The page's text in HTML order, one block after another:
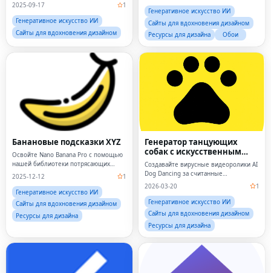
2025-09-17
1
Генеративное искусство ИИ
Сайты для вдохновения дизайном
Генеративное искусство ИИ
Сайты для вдохновения дизайном
Ресурсы для дизайна
Обои
Банановые подсказки XYZ
Освойте Nano Banana Pro с помощью
нашей библиотеки потрясающих
подсказок.
2025-12-12
1
Генеративное искусство ИИ
Сайты для вдохновения дизайном
Ресурсы для дизайна
Генератор танцующих
собак с искусственным
интеллектом
Создавайте вирусные видеоролики AI
Dog Dancing за считанные
секунды.Загрузите одну фотографию
танца и позвольте нашему AI Dog
Dancing Generator оживить вашего пи
2026-03-20
1
Генеративное искусство ИИ
Сайты для вдохновения дизайном
Ресурсы для дизайна